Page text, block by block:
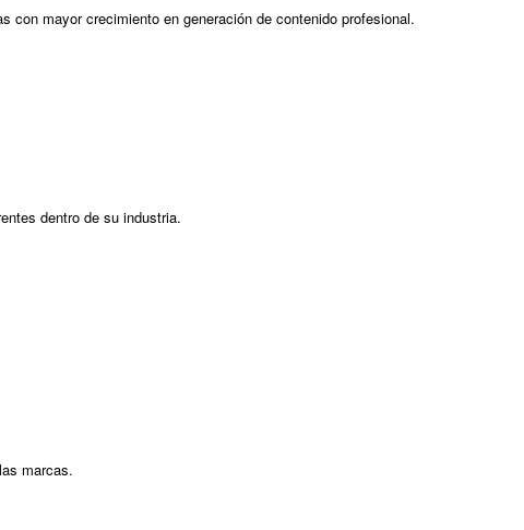
con mayor crecimiento en generación de contenido profesional.
dentro de su industria.
marcas.